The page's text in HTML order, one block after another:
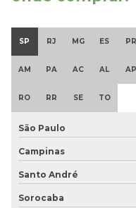
Piso de borracha preço
Piso de borracha preço
Piso de borracha preço
Piso de borracha sp
Piso de borracha vinílico
SP RJ MG ES PR
AM PA AC AL AP
RO RR SE TO
São Paulo
Campinas
Santo André
Sorocaba